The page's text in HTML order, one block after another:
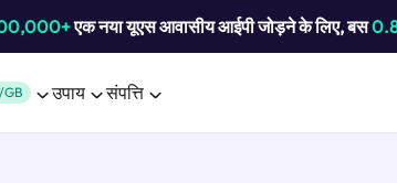
एक नया यूएस आवासीय आईपी जोड़ने के लिए, बस
उपाय संपत्ति